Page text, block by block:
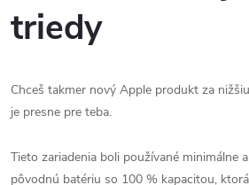
triedy
Chceš takmer nový Apple produkt za
je presne pre teba.
Tieto zariadenia boli používané minimálne
pôvodnú batériu so 100 % kapacitou,